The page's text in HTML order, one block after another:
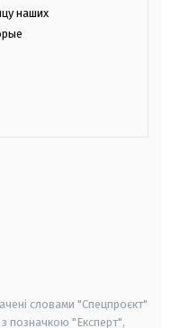
наших
словами "Спецпроєкт"
позначкою "Експерт",